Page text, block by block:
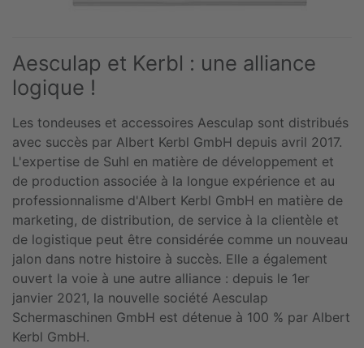
Aesculap et Kerbl : une alliance
logique !
Les tondeuses et accessoires Aesculap sont distribués
avec succès par Albert Kerbl GmbH depuis avril 2017.
L'expertise de Suhl en matière de développement et
de production associée à la longue expérience et au
professionnalisme d'Albert Kerbl GmbH en matière de
marketing, de distribution, de service à la clientèle et
de logistique peut être considérée comme un nouveau
jalon dans notre histoire à succès. Elle a également
ouvert la voie à une autre alliance : depuis le 1er
janvier 2021, la nouvelle société Aesculap
Schermaschinen GmbH est détenue à 100 % par Albert
Kerbl GmbH.